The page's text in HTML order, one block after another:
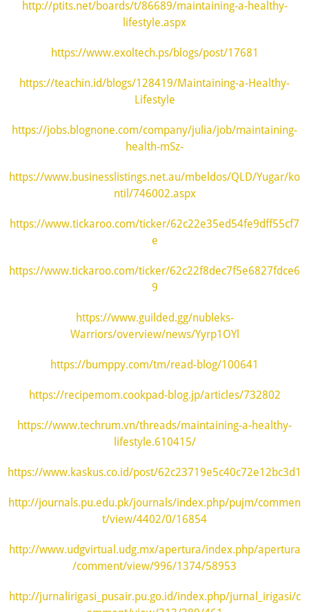
http://ptits.net/boards/t/86689/maintaining-a-healthy-
lifestyle.aspx
https://www.exoltech.ps/blogs/post/17681
https://teachin.id/blogs/128419/Maintaining-a-Healthy-
Lifestyle
https://jobs.blognone.com/company/julia/job/maintaining-
health-mSz-
https://www.businesslistings.net.au/mbeldos/QLD/Yugar/ko
ntil/746002.aspx
https://www.tickaroo.com/ticker/62c22e35ed54fe9dff55cf7
e
https://www.tickaroo.com/ticker/62c22f8dec7f5e6827fdce6
9
https://www.guilded.gg/nubleks-
Warriors/overview/news/Yyrp1OYl
https://bumppy.com/tm/read-blog/100641
https://recipemom.cookpad-blog.jp/articles/732802
https://www.techrum.vn/threads/maintaining-a-healthy-
lifestyle.610415/
https://www.kaskus.co.id/post/62c23719e5c40c72e12bc3d1
http://journals.pu.edu.pk/journals/index.php/pujm/commen
t/view/4402/0/16854
http://www.udgvirtual.udg.mx/apertura/index.php/apertura
/comment/view/996/1374/58953
http://jurnalirigasi_pusair.pu.go.id/index.php/jurnal_irigasi/c